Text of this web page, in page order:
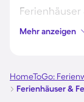
Mehr anzeigen
HomeToGo:
Ferienhäuser &